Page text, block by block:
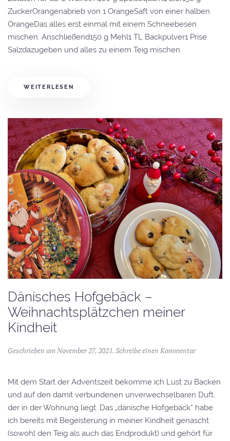
ZuckerOrangenabrieb von 1 OrangeSaft von einer halben
OrangeDas alles erst einmal mit einem Schneebesen
mischen. Anschließend150 g Mehl1 TL Backpulver1 Prise
Salzdazugeben und alles zu einem Teig mischen.
WEITERLESEN
Dänisches Hofgebäck –
Weihnachtsplätzchen meiner
Kindheit
Geschrieben amNovember 27, 2021. Schreibe einen Kommentar
Mit dem Start der Adventszeit bekomme ich Lust zu Backen
und auf den damit verbundenen unverwechselbaren Duft,
der in der Wohnung liegt. Das „dänische Hofgebäck“ habe
ich bereits mit Begeisterung in meiner Kindheit genascht
(sowohl den Teig als auch das Endprodukt) und gehört für